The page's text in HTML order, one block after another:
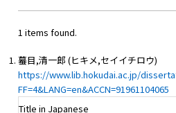
1 items found.
蟇目,清一郎 (ヒキメ,セイイチロウ)
https://www.lib.hokudai.ac.jp/
FF=4&LANG=en&ACCN=91961104065
Title in Japanese